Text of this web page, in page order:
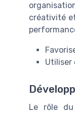
créativité
Utiliser
Le rôle du